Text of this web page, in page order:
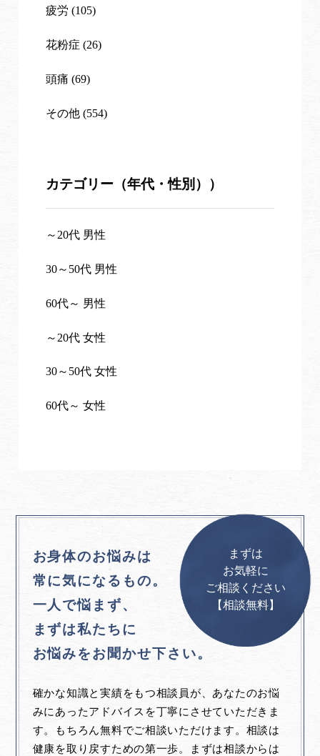
疲労 (105)
花粉症 (26)
頭痛 (69)
その他 (554)
カテゴリー（年代・性別））
～20代 男性
30～50代 男性
60代～ 男性
～20代 女性
30～50代 女性
60代～ 女性
お身体のお悩みは
常に気になるもの。
一人で悩まず、
まずは私たちに
お悩みをお聞かせ下さい。
確かな知識と実績をもつ相談員が、あなたのお悩
みにあったアドバイスを丁寧にさせていただきま
す。もちろん無料でご相談いただけます。相談は
健康を取り戻すための第一歩。まずは相談からは
まずは
お気軽に
ご相談ください
【相談無料】